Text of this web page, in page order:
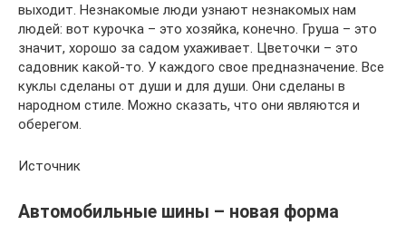
выходит. Незнакомые люди узнают незнакомых нам
людей: вот курочка – это хозяйка, конечно. Груша – это
значит, хорошо за садом ухаживает. Цветочки – это
садовник какой-то. У каждого свое предназначение. Все
куклы сделаны от души и для души. Они сделаны в
народном стиле. Можно сказать, что они являются и
оберегом.
Источник
Автомобильные шины – новая форма